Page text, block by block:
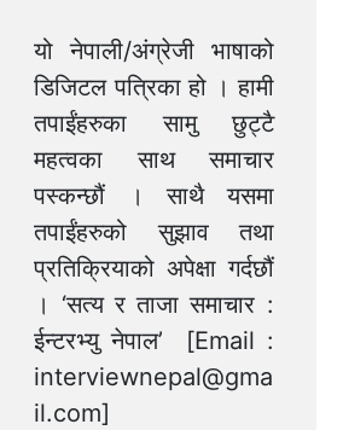
यो नेपाली/अंग्रेजी भाषाको
डिजिटल पत्रिका हो । हामी
तपाईंहरुका सामु छुट्टै
महत्वका साथ समाचार
पस्कन्छौं । साथै यसमा
तपाईंहरुको सुझाव तथा
प्रतिक्रियाको अपेक्षा गर्दछौं
। ‘सत्य र ताजा समाचार :
ईन्टरभ्यु नेपाल’ [Email :
interviewnepal@gma
il.com]